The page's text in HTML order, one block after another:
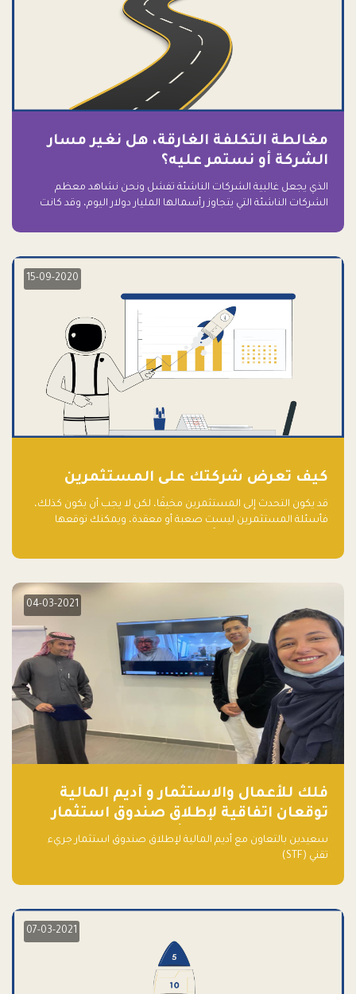
مغالطة التكلفة الغارقة، هل نغير مسار
الشركة أو نستمر عليه؟
الذي يجعل غالبية الشركات الناشئة تفشل ونحن نشاهد معظم
الشركات الناشئة التي يتجاوز رأسمالها المليار دولار اليوم، وقد كانت
15-09-2020
كيف تعرض شركتك على المستثمرين
قد يكون التحدث إلى المستثمرين مخيفًا، لكن لا يجب أن يكون كذلك،
فأسئلة المستثمرين ليست صعبة أو معقدة، ويمكنك توقعها
04-03-2021
فلك للأعمال والاستثمار و أديم المالية
توقعان اتفاقية لإطلاق صندوق استثمار
جريء تقني (STF) - مشغل من قبل فـلك
سعيدين بالتعاون مع أديم المالية لإطلاق صندوق استثمار جريء
تقني (STF)
07-03-2021